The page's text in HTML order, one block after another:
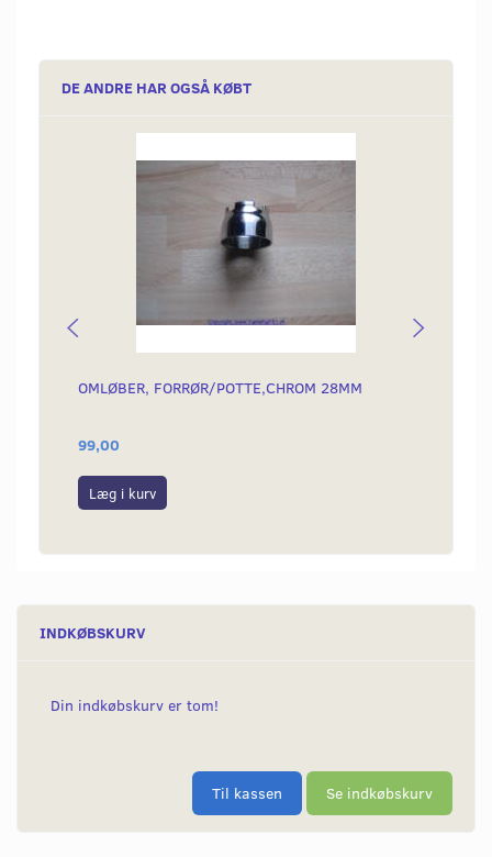
DE ANDRE HAR OGSÅ KØBT
OMLØBER, FORRØR/POTTE,CHROM 28MM
99,00
Læg i kurv
INDKØBSKURV
Din indkøbskurv er tom!
Til kassen Se indkøbskurv